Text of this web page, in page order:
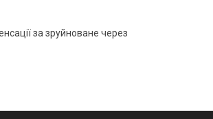
за зруйноване через